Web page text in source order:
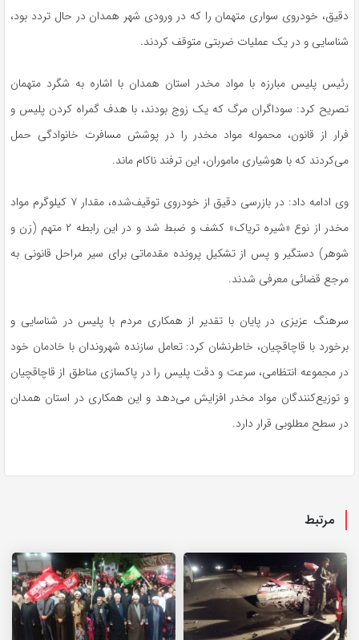
دقیق، خودروی سواری متهمان را که در ورودی شهر همدان در حال تردد بود،
شناسایی و در یک عملیات ضربتی متوقف کردند.
رئیس پلیس مبارزه با مواد مخدر استان همدان با اشاره به شگرد متهمان
تصریح کرد: سوداگران مرگ که یک زوج بودند، با هدف گمراه کردن پلیس و
فرار از قانون، محموله مواد مخدر را در پوشش مسافرت خانوادگی حمل
می‌کردند که با هوشیاری ماموران، این ترفند ناکام ماند.
وی ادامه داد: در بازرسی دقیق از خودروی توقیف‌شده، مقدار ۷ کیلوگرم مواد
مخدر از نوع «شیره تریاک» کشف و ضبط شد و در این رابطه ۲ متهم (زن و
شوهر) دستگیر و پس از تشکیل پرونده مقدماتی برای سیر مراحل قانونی به
مرجع قضائی معرفی شدند.
سرهنگ عزیزی در پایان با تقدیر از همکاری مردم با پلیس در شناسایی و
برخورد با قاچاقچیان، خاطرنشان کرد: تعامل سازنده شهروندان با خادمان خود
در مجموعه انتظامی، سرعت و دقت پلیس را در پاکسازی مناطق از قاچاقچیان
و توزیع‌کنندگان مواد مخدر افزایش می‌دهد و این همکاری در استان همدان
در سطح مطلوبی قرار دارد.
مرتبط